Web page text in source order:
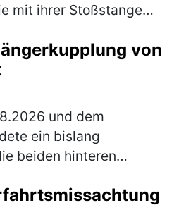
mit ihrer Stoßstange
auf der …(mehr) von
und dem
ein bislang
beiden hinteren
Citroen, der auf einem